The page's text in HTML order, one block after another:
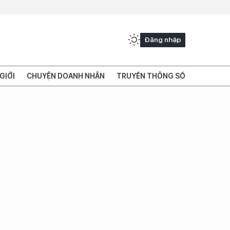
Đăng nhập
CHUYỆN DOANH NHÂN TRUYỀN THÔNG SỐ